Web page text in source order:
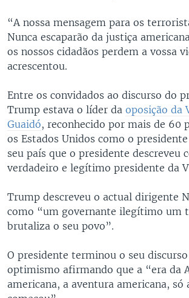
“A nossa mensagem para os
Nunca escaparão da justiça
os nossos cidadãos perdem a vossa
acrescentou.
Entre os convidados ao discurso do
Trump estava o líder da oposição da
Guaidó, reconhecido por mais de 60
os Estados Unidos como o
seu país que o presidente descreveu
verdadeiro e legítimo presidente da
Trump descreveu o actual dirigente
como “um governante ilegítimo um
brutaliza o seu povo”.
O presidente terminou o seu
optimismo afirmando que a “era da
americana, a aventura americana, só